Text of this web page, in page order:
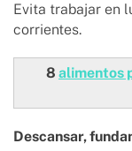
Evita trabajar en
corrientes.
8 alimentos
Descansar,